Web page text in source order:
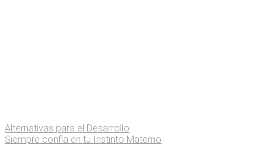
Alternativas para el Desarrollo
Siempre confía en tu Instinto Materno